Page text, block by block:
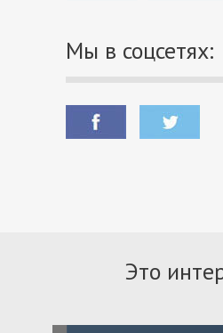
Мы в соцсетях:
Это